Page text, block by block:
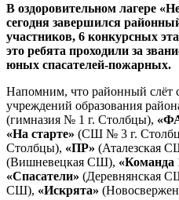
В оздоровительном лагере
сегодня завершился
участников, 6 конкурсных
это ребята проходили за
юных спасателей-пожарных.
Напомним, что районный слёт
учреждений образования
(гимназия № 1 г. Столбцы),
«На старте» (СШ № 3 г.
Столбцы), «ПР» (Аталезская
(Вишневецкая СШ), «Команда
«Спасатели» (Деревнянская
СШ), «Искрята»